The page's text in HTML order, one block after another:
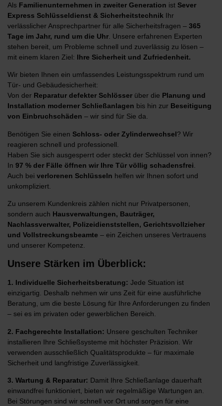
Als Familienunternehmen in zweiter Generation ist Sever
Express Schlüsseldienst & Sicherheitstechnik Ihr
verlässlicher Ansprechpartner für alle Sicherheitsfragen – 365
Tage im Jahr, rund um die Uhr . Unsere erfahrenen Experten
stehen bereit, um Probleme schnell und zuverlässig zu lösen –
mit einem klaren Ziel: Ihre Sicherheit und Zufriedenheit.
Wir bieten Ihnen ein umfassendes Leistungsspektrum rund um
Tür- und Gebäudesicherheit:
Von der Reparatur defekter Schlösser über die Planung und
Installation moderner Schließanlagen bis hin zur Beseitigung
von Einbruchschäden – wir sind für Sie da.
Benötigen Sie einen Schloss- oder Zylinderwechsel? Wir
reagieren schnell und professionell.
Haben Sie sich ausgesperrt oder steckt der Schlüssel von innen?
In 97 % der Fälle öffnen wir Ihre Tür völlig schadensfrei
Auch bei verlorenen Schlüsseln helfen wir Ihnen sofort und
unkompliziert.
Zu unserem Kundenkreis zählen nicht nur Privatpersonen,
sondern auch Hausverwaltungen, Bauträger,
Nachlassverwalter, Polizeidienststellen, Gerichtsvollzieher
und Vollstreckungsbeamte – ein Zeichen unseres Vertrauens
und unserer Kompetenz.
Unsere Stärken im Überblick:
1. Individuelle Sicherheitsberatung: Jede Situation ist
einzigartig. Deshalb nehmen wir uns Zeit für eine ausführliche
Beratung, um die beste Lösung für Ihre Anforderungen zu finden
– sei es im privaten oder gewerblichen Bereich.
2. Fachgerechte Installation: Unsere geschulten Techniker
installieren Ihre Schließsysteme mit höchster Präzision. Wir
verwenden ausschließlich Qualitätsprodukte – für maximale
Sicherheit und langfristige Zuverlässigkeit.
3. Wartung & Reparatur: Damit Ihre Schließanlage dauerhaft
einwandfrei funktioniert, bieten wir regelmäßige Wartungen an.
Bei Störungen sind wir schnell vor Ort und sorgen für eine